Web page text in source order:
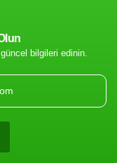
bilgileri edinin.